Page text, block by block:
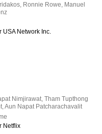
Ronnie Rowe Manuel
Network Inc.
Nimjirawat,Tham Tupthong
,Aun Napat Patcharachavalit
Netflix